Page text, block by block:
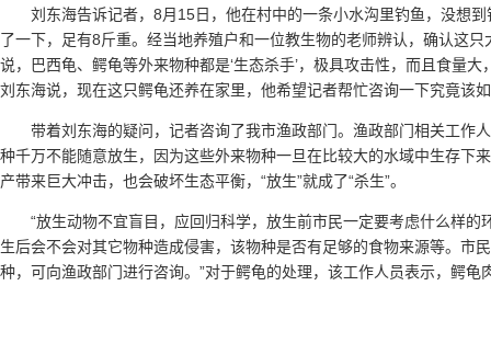
刘东海告诉记者，8月15日，他在村中的一条小水沟里钓鱼，没想
了一下，足有8斤重。经当地养殖户和一位教生物的老师辨认，确认这只
说，巴西龟、鳄龟等外来物种都是‘生态杀手’，极具攻击性，而且食量
刘东海说，现在这只鳄龟还养在家里，他希望记者帮忙咨询一下究竟该
带着刘东海的疑问，记者咨询了我市渔政部门。渔政部门相关工作
种千万不能随意放生，因为这些外来物种一旦在比较大的水域中生存下
产带来巨大冲击，也会破坏生态平衡，“放生”就成了“杀生”。
“放生动物不宜盲目，应回归科学，放生前市民一定要考虑什么样的
生后会不会对其它物种造成侵害，该物种是否有足够的食物来源等。市
种，可向渔政部门进行咨询。”对于鳄龟的处理，该工作人员表示，鳄龟